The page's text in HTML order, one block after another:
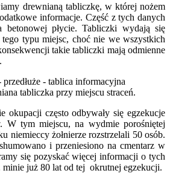
drewnianą tabliczkę, w której nożem
informacje. Część z tych danych
betonowej płycie. Tabliczki wydają się
typu miejsc, choć nie we wszystkich
takie tabliczki mają odmienne
tabliczka przy miejscu straceń.
okupacji często odbywały się egzekucje
W tym miejscu, na wydmie porośniętej
niemieccy żołnierze rozstrzelali 50 osób.
i przeniesiono na cmentarz w
się pozyskać więcej informacji o tych
już 80 lat od tej okrutnej egzekucji.